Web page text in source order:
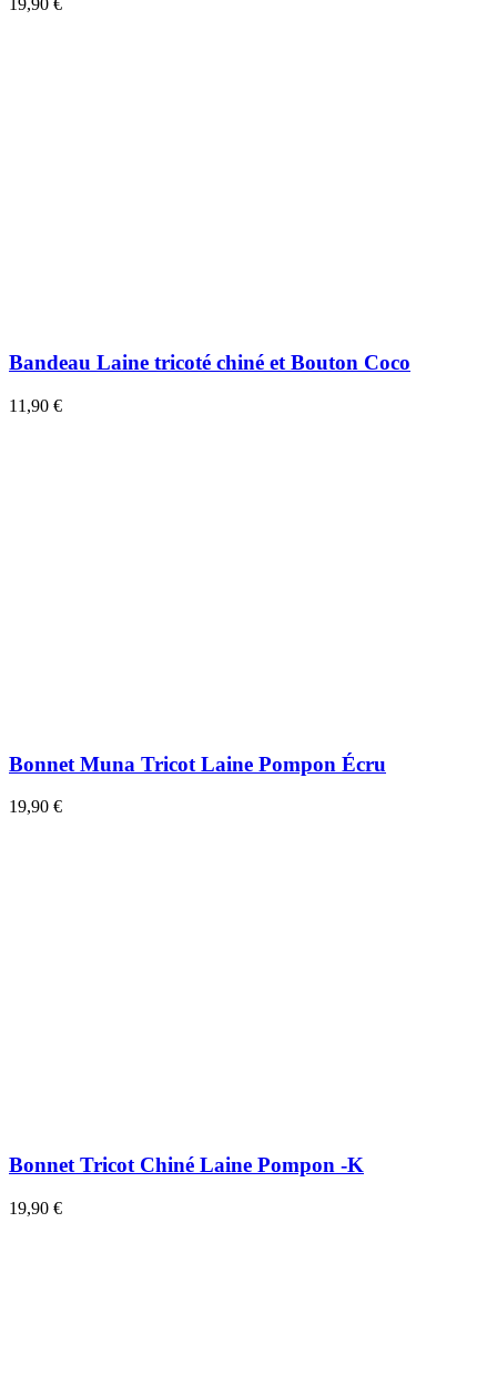
19,90 €
Bandeau Laine tricoté chiné et Bouton Coco
11,90 €
Bonnet Muna Tricot Laine Pompon Écru
19,90 €
Bonnet Tricot Chiné Laine Pompon -K
19,90 €